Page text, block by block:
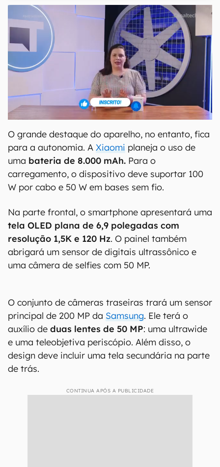
O grande destaque do aparelho, no entanto, fica
para a autonomia. A Xiaomi planeja o uso de
uma bateria de 8.000 mAh. Para o
carregamento, o dispositivo deve suportar 100
W por cabo e 50 W em bases sem fio.
Na parte frontal, o smartphone apresentará uma
tela OLED plana de 6,9 polegadas com
resolução 1,5K e 120 Hz. O painel também
abrigará um sensor de digitais ultrassônico e
uma câmera de selfies com 50 MP.
O conjunto de câmeras traseiras trará um sensor
principal de 200 MP da Samsung. Ele terá o
auxílio de duas lentes de 50 MP: uma ultrawide
e uma teleobjetiva periscópio. Além disso, o
design deve incluir uma tela secundária na parte
de trás.
CONTINUA APÓS A PUBLICIDADE